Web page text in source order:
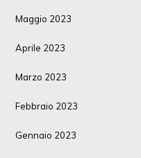
Maggio 2023
Aprile 2023
Marzo 2023
Febbraio 2023
Gennaio 2023